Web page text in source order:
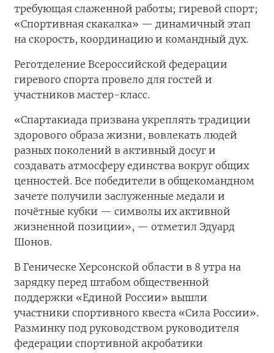
требующая слаженной работы; гиревой спорт;
«Спортивная скакалка» — динамичный этап
на скорость, координацию и командный дух.
Реготделение Всероссийской федерации
гиревого спорта провело для гостей и
участников мастер-класс.
«Спартакиада призвана укреплять традиции
здорового образа жизни, вовлекать людей
разных поколений в активный досуг и
создавать атмосферу единства вокруг общих
ценностей. Все победители в общекомандном
зачете получили заслуженные медали и
почётные кубки — символы их активной
жизненной позиции», — отметил Эдуард
Шонов.
В Геническе Херсонской области в 8 утра на
зарядку перед штабом общественной
поддержки «Единой России» вышли
участники спортивного квеста «Сила России».
Разминку под руководством руководителя
федерации спортивной акробатики